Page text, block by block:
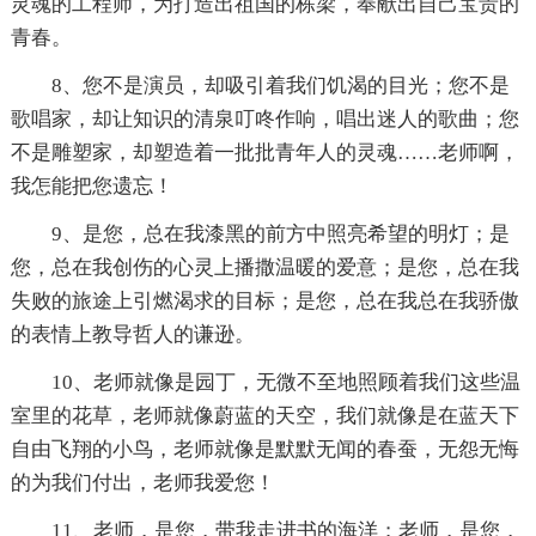
青春。
8、您不是演员，却吸引着我们饥渴的目光；您不是
歌唱家，却让知识的清泉叮咚作响，唱出迷人的歌曲；您
不是雕塑家，却塑造着一批批青年人的灵魂……老师啊，
我怎能把您遗忘！
9、是您，总在我漆黑的前方中照亮希望的明灯；是
您，总在我创伤的心灵上播撒温暖的爱意；是您，总在我
失败的旅途上引燃渴求的目标；是您，总在我总在我骄傲
的表情上教导哲人的谦逊。
10、老师就像是园丁，无微不至地照顾着我们这些温
室里的花草，老师就像蔚蓝的天空，我们就像是在蓝天下
自由飞翔的小鸟，老师就像是默默无闻的春蚕，无怨无悔
的为我们付出，老师我爱您！
11、老师，是您，带我走进书的海洋；老师，是您，